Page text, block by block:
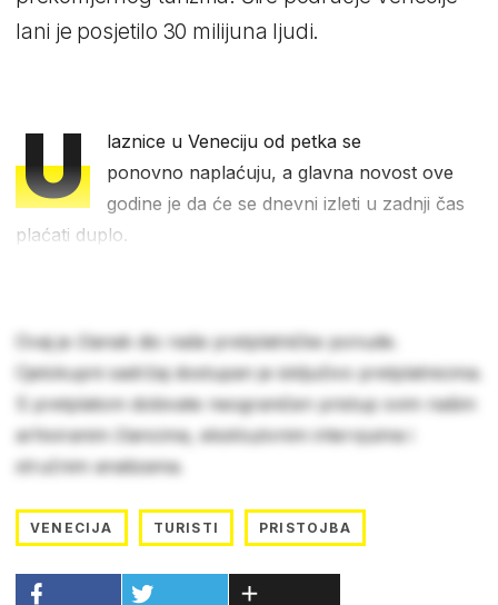
lani je posjetilo 30 milijuna ljudi.
U
laznice u Veneciju od petka se
ponovno naplaćuju, a glavna novost ove
godine je da će se dnevni izleti u zadnji čas
plaćati duplo.
Ovaj je članak dio naše pretplatničke ponude.
Cjelokupni sadržaj dostupan je isključivo pretplatnicima.
S pretplatom dobivate neograničen pristup svim našim
arhiviranim člancima, ekskluzivnim intervjuima i
stručnim analizama.
VENECIJA TURISTI PRISTOJBA